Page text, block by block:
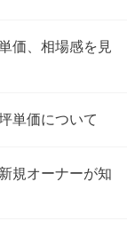
価、相場感を見
単価について
規オーナーが知